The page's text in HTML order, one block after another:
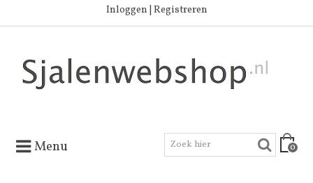
Inloggen | Registreren
Menu 0